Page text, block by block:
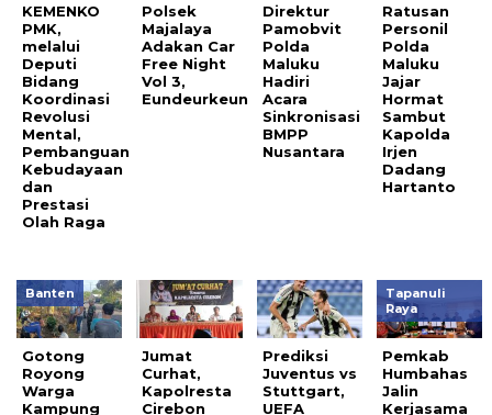
KEMENKO
PMK,
melalui
Deputi
Bidang
Koordinasi
Revolusi
Mental,
Pembanguan
Kebudayaan
dan
Prestasi
Olah Raga
Polsek
Majalaya
Adakan Car
Free Night
Vol 3,
Eundeurkeun
Direktur
Pamobvit
Polda
Maluku
Hadiri
Acara
Sinkronisasi
BMPP
Nusantara
Ratusan
Personil
Polda
Maluku
Jajar
Hormat
Sambut
Kapolda
Irjen
Dadang
Hartanto
Banten
Gotong
Royong
Warga
Kampung
Jumat
Curhat,
Kapolresta
Cirebon
Prediksi
Juventus vs
Stuttgart,
UEFA
Tapanuli
Raya
Pemkab
Humbahas
Jalin
Kerjasama